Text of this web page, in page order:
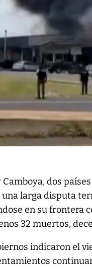
dos
larga disputa
en su frontera
32 muertos,
indicaron el